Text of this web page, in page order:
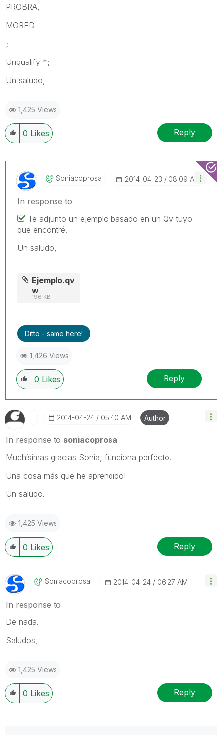
PROBRA,
MORED
;
Unqualify *;
Un saludo,
1,425 Views
0 Likes Reply
Soniacoprosa ‎2014-04-23 08:09 AM
In response to
Te adjunto un ejemplo basado en un Qv tuyo
que encontré.
Un saludo,
Ejemplo.qv
w
196 KB
Ditto - same here!
1,426 Views
0 Likes Reply
‎2014-04-24 05:40 AM Author
In response to soniacoprosa
Muchísimas gracias Sonia, funciona perfecto.
Una cosa más que he aprendido!
Un saludo.
1,425 Views
0 Likes Reply
Soniacoprosa ‎2014-04-24 06:27 AM
In response to
De nada.
Saludos,
1,425 Views
0 Likes Reply